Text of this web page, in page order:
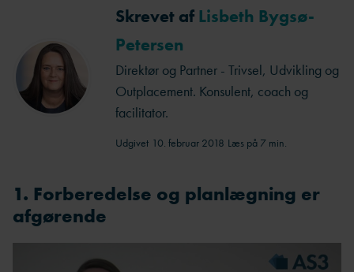
Skrevet af Lisbeth Bygsø-
Petersen
Direktør og Partner - Trivsel, Udvikling og
Outplacement. Konsulent, coach og
facilitator.
Udgivet 10. februar 2018 Læs på 7 min.
1. Forberedelse og planlægning er
afgørende